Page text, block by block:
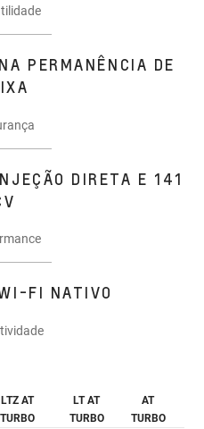
PERMANÊNCIA DE
DIRETA E 141
FI NATIVO
LTZ AT
TURBO
LT AT
TURBO
AT
TURBO